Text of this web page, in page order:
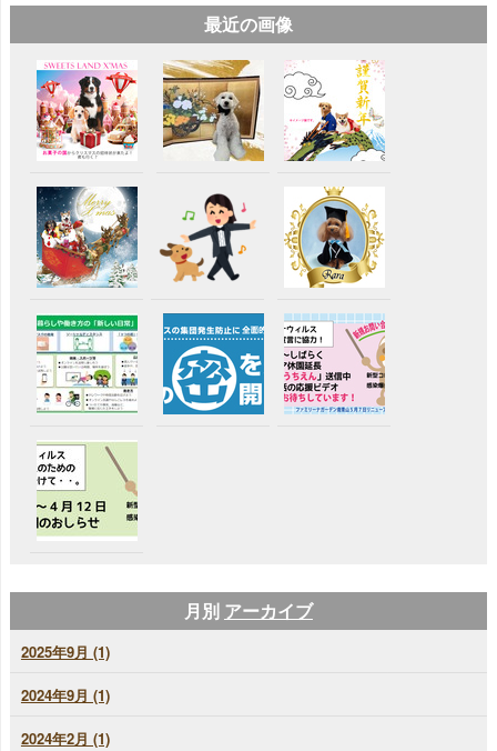
最近の画像
月別 アーカイブ
2025年9月 (1)
2024年9月 (1)
2024年2月 (1)